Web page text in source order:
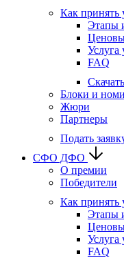
Как принять
Этапы
Услуга
FAQ
Блоки и
Жюри
Партнеры
Подать
CФО ДФО
О премии
Победители
Как принять
Этапы
Услуга
FAQ